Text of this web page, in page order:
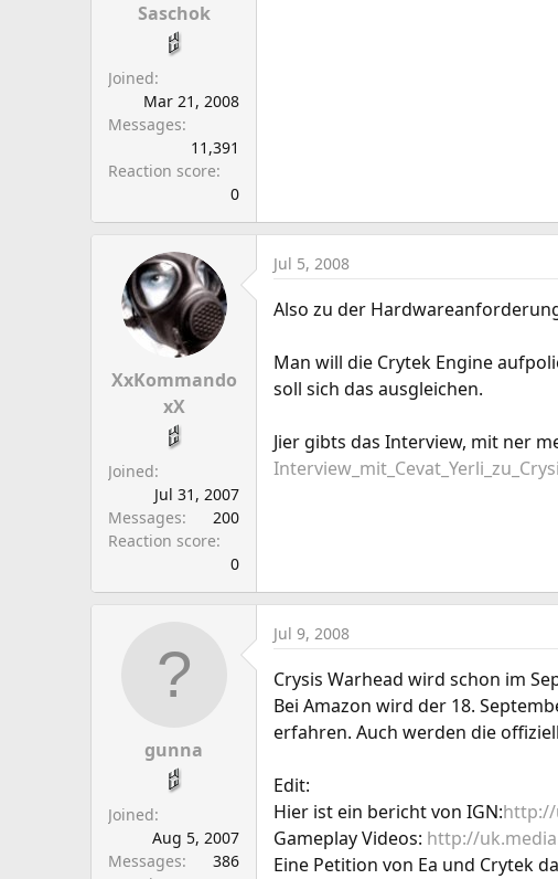
Saschok
Joined
Mar 21, 2008
Messages
11,391
Reaction score
0
XxKommando
xX
Joined
Jul 31, 2007
Messages
200
Reaction score
0
Jul 5, 2008
Also zu der
Man will die Crytek Engine
soll sich das ausgleichen.
Jier gibts das Interview, mit ner
gunna
Joined
Aug 5, 2007
Messages
386
Jul 9, 2008
Crysis Warhead wird schon im
Bei Amazon wird der 18.
erfahren. Auch werden die
Edit:
Hier ist ein bericht von IGN:http://
Gameplay Videos: http://
Eine Petition von Ea und Crytek